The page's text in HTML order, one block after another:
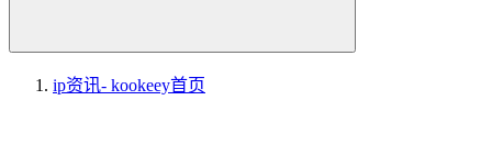
ip资讯- kookeey首页